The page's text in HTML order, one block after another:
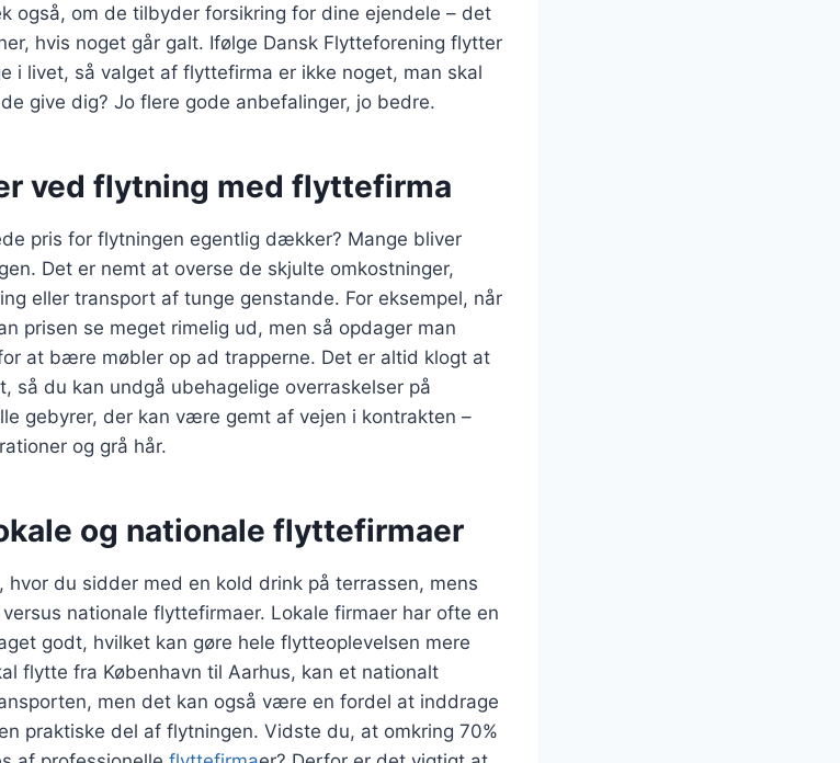
også, om de tilbyder forsikring for dine ejendele – det
hvis noget går galt. Ifølge Dansk Flytteforening flytter
i livet, så valget af flyttefirma er ikke noget, man skal
give dig? Jo flere gode anbefalinger, jo bedre.
ved flytning med flyttefirma
pris for flytningen egentlig dækker? Mange bliver
Det er nemt at overse de skjulte omkostninger,
eller transport af tunge genstande. For eksempel, når
prisen se meget rimelig ud, men så opdager man
at bære møbler op ad trapperne. Det er altid klogt at
så du kan undgå ubehagelige overraskelser på
gebyrer, der kan være gemt af vejen i kontrakten –
og grå hår.
og nationale flyttefirmaer
hvor du sidder med en kold drink på terrassen, mens
nationale flyttefirmaer. Lokale firmaer har ofte en
godt, hvilket kan gøre hele flytteoplevelsen mere
flytte fra København til Aarhus, kan et nationalt
men det kan også være en fordel at inddrage
praktiske del af flytningen. Vidste du, at omkring 70%